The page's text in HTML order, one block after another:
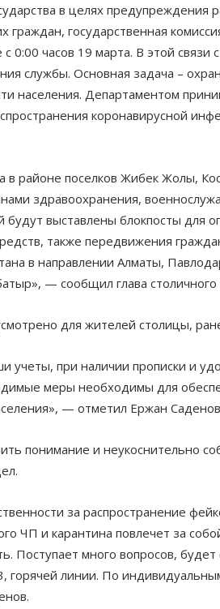
в целях предупреждения
граждан, государственная
0:00 часов 19 марта. В этой связи
службы. Основная задача –
населения. Департаментом
коронавирусной
в районе поселков Жибек Жолы,
здравоохранения,
выставлены блокпосты для
также передвижения
в направлении Алматы,
— сообщил глава
для жителей столицы,
учеты, при наличии прописки и
меры необходимы для
— отметил Ержан
понимание и неукоснительно
за распространение
ЧП и карантина повлечет за
Поступает много вопросов,
горячей линии. По